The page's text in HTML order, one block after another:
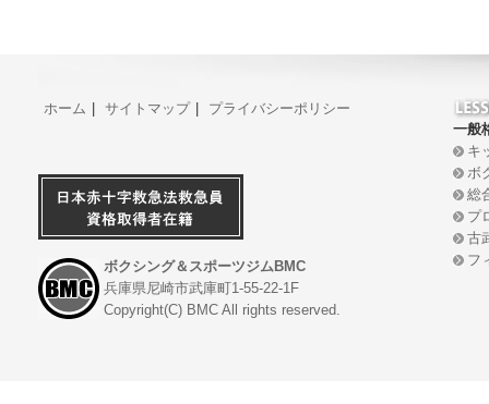
ホーム サイトマップ プライバシーポリシー
ボクシング＆スポーツジムBMC
兵庫県尼崎市武庫町1-55-22-1F
Copyright(C) BMC All rights reserved.
一般
キ
ボ
総
プ
古
フ